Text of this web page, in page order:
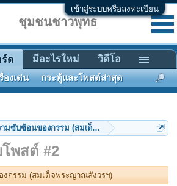
เข้าสู่ระบบหรือลงทะเบียน
มซับซ้อนของกรรม (สมเด็จพระญาณสังวรฯ)
พสต์ #2
กรรม (สมเด็จพระญาณสังวรฯ)
ชุมชนชาวพุทธ
ร์ด
องเด่น กระทู้และโพสต์ล่าสุด
มีอะไรใหม่ วิดีโอ